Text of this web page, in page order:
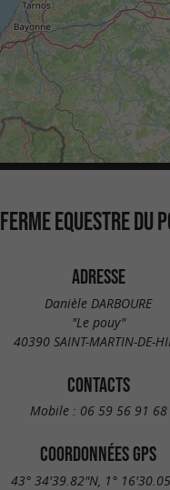
FERME EQUESTRE DU
ADRESSE
Danièle DARBOURE
"Le pouy"
40390 SAINT-MARTIN-DE-
CONTACTS
Mobile : 06 59 56 91 68
COORDONNÉES GPS
43° 34'39.82"N, 1°